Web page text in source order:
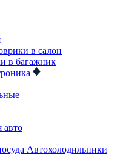
в салон
в багажник
авто
Автохолодильники